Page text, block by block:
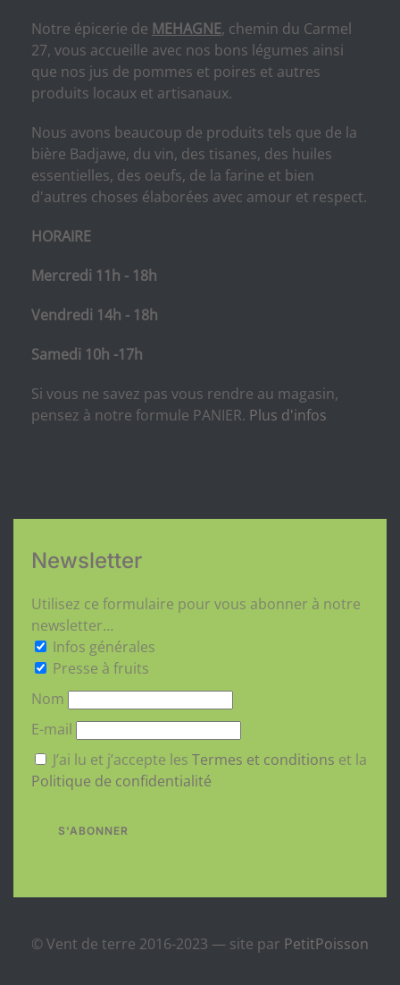
Notre épicerie de MEHAGNE, chemin du Carmel
27, vous accueille avec nos bons légumes ainsi
que nos jus de pommes et poires et autres
produits locaux et artisanaux.
Nous avons beaucoup de produits tels que de la
bière Badjawe, du vin, des tisanes, des huiles
essentielles, des oeufs, de la farine et bien
d'autres choses élaborées avec amour et respect.
HORAIRE
Mercredi 11h - 18h
Vendredi 14h - 18h
Samedi 10h -17h
Si vous ne savez pas vous rendre au magasin,
pensez à notre formule PANIER. Plus d'infos
Newsletter
Utilisez ce formulaire pour vous abonner à notre
newsletter…
Infos générales
Presse à fruits
Nom
E-mail
J’ai lu et j’accepte les Termes et conditions et la
Politique de confidentialité
S'ABONNER
© Vent de terre 2016-2023 — site par PetitPoisson